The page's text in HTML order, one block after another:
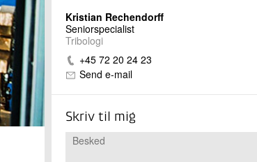
Kristian Rechendorff
Seniorspecialist
Tribologi
+45 72 20 24 23
Send e-mail
Skriv til mig